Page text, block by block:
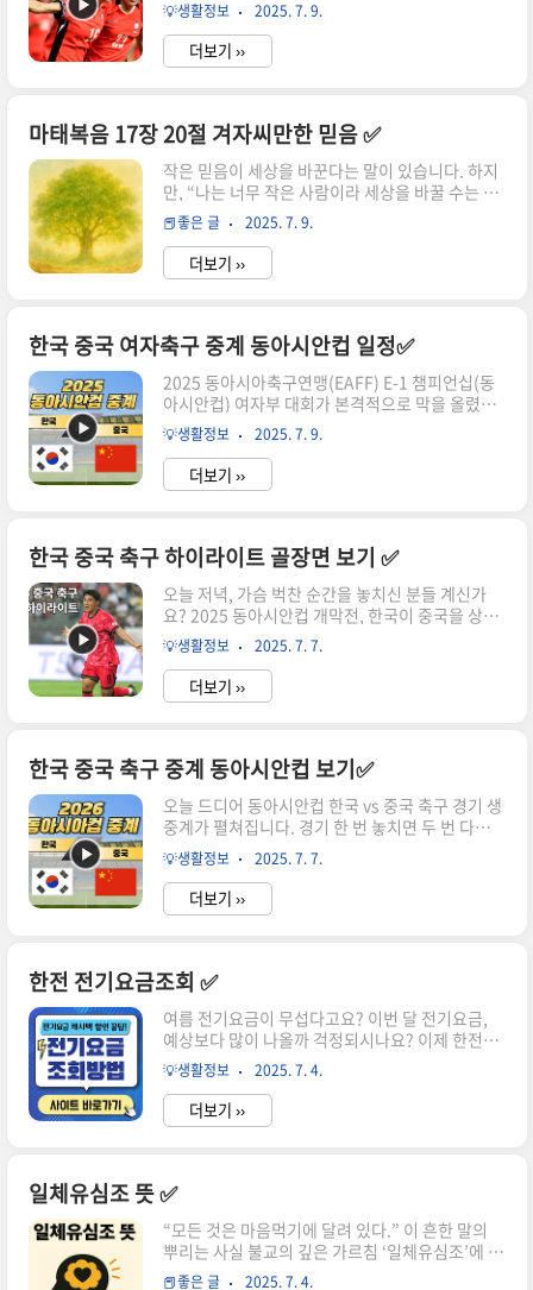
(2025 동아시안컵)🗓️ 경기일시: 2025년 7월 13일
(일) ..
지면서 경기는 2-2, 손에 땀을 쥐는 무승부로 마무
리되었습니다. 후반 추가시간, 숨을 죽인 순간 강력
한 중거리슛이 골망을 흔드는 장면은 무더운 밤, 축
놓치지 말아야 할 하이라이트를 딱! 정리해 드립니
다. 🎥 여자축구 중국전 결과, 골 장면 하이라이트
다시보기 ✅ 쿠팡플레이: 경기 전체 다시보기 가능,
지메시의 극장골 반복 감상 가능✅ EAFF 유튜브 공
식 채널: 골장면 및 주요 장면 무료 시청✅ 네이버
스포츠: 빠르게 하이라이트 요약으로 확인 가능 특
히 후..
💡생활정보 2025. 7. 9.
더보기 ››
마태복음 17장 20절 겨자씨만한 믿음 ✅
작은 믿음이 세상을 바꾼다는 말이 있습니다. 하지
만, “나는 너무 작은 사람이라 세상을 바꿀 수는 없
을 거야.” 이런 생각이 들 때가 있지 않나요? 마태
복음 17장 20절에서 예수님은 말씀하십니다.“진
실로 너희에게 이르노니, 만일 너희에게 믿음이 겨
자씨 한 알만큼만 있어도 이 산을 명하여 여기서 저
의미를 넘어, ‘작아 보여도 살아 있는 믿음은 결국
세상을 움직인다’는 용기를 전해 줍니다. 🌻 쉽게
풀어보는 마태복음 17장 20절“진실로 너희에게 이
르노니,만일 너희에게 믿음이 겨자씨 한 알만큼만
있어도이 산을 명하여 여기서 저기로 옮기라 하면
옮길 것이요,너희가 못할 것이 없으리라.” 이 말씀
을 오늘 ..
📕좋은 글 2025. 7. 9.
더보기 ››
한국 중국 여자축구 중계 동아시안컵 일정✅
2025 동아시아축구연맹(EAFF) E-1 챔피언십(동
아시안컵) 여자부 대회가 본격적으로 막을 올렸습
니다. 이번 대회는 대한민국 홈에서 열리는 만큼,
우리 여자축구 대표팀이 20년 만의 정상 탈환에 도
전하는 중요한 대회입니다. 여자대표팀을 이끄는
신상우 감독은 이번 대회를 통해 새로운 세대교체
컵 경기 일정, 중계 채널, 선발 명단, 관전 포인트를
한눈에 정리해 드립니다. 1. 동아시안컵 여자축구
중계 채널 및 시청 방법이번 2025 동아시안컵 여자
축구 중계는:​✅ 온라인 중계: 쿠팡플레이
(Coupang Play) 👈 시청하기​에서 실시간 생중계
됩니다. ​경기 시작 10분 전부터 입장하여 안정적인
시청을 권장..
💡생활정보 2025. 7. 9.
더보기 ››
한국 중국 축구 하이라이트 골장면 보기 ✅
오늘 저녁, 가슴 벅찬 순간을 놓치신 분들 계신가
요? 2025 동아시안컵 개막전, 한국이 중국을 상대
로 3-0 완승을 거두며 기분 좋은 출발을 알렸습니
다. 축구팬이라면, 이런 경기는 결코 놓치면 안 되
는 경기였죠. 저도 TV조선을 통해 생중계로 보면서
소리 지르며 봤는데, 이동경의 환상적인 왼발 감아
니다. 못 보셨다면, 이 글에서 골장면 하이라이트와
경기 흐름, 선수별 활약, 팬 입장에서 본 경기 리뷰
까지 차근차근 정리해드리겠습니다. 바로 여기서
하이라이트 영상을 볼 수 있으니 어서 박진감 넘쳤
던 그 순간을 확인해보세요! 🇰🇷 3-0 완승, 중국
vs 한국축구 결과 3-0 골영상 다시보기⚽ 경기 개
요대..
💡생활정보 2025. 7. 7.
더보기 ››
한국 중국 축구 중계 동아시안컵 보기✅
오늘 드디어 동아시안컵 한국 vs 중국 축구 경기 생
중계가 펼쳐집니다. 경기 한 번 놓치면 두 번 다시
돌아오지 않죠? 😎 특히 이번 경기는 TV조선과 쿠
팡플레이에서 무료 생중계로 볼 수 있어, 집, 회사,
카페 어디서든 편하게 시청 가능합니다. 더욱이 이
번 경기는 2026 북중미 월드컵 본선 진출 확정 이
정, 채널, 선수 명단, 관전 포인트까지 알려드리니
끝까지 확인 후 생중계 놓치지 마세요! 📌 한국 vs
중국, 오늘 경기 일정 및 중계 채널 [7월 7일]경기
일시: 2025년 7월 7일(오늘) 오후 8시장소: 용인
미르스타디움중계 채널: TV조선 중계보기👈, 쿠팡
플레이 실시간 무료 생중계보기👈대회..
💡생활정보 2025. 7. 7.
더보기 ››
한전 전기요금조회 ✅
여름 전기요금이 무섭다고요? 이번 달 전기요금,
예상보다 많이 나올까 걱정되시나요? 이제 한전
‘스마트한전’ 앱 하나로 1분 만에 전기요금을 실시
간 확인하고, 정부가 주는 에너지 캐시백으로 요금
을 돌려받을 기회까지 챙기세요. 지금 바로 앱 설치
하고 확인해보세요. 전기요금 절약, 어렵지 않습니
만에 조회📲 설치 방법구글플레이 / 앱스토어 → 스
마트한전 앱 설치설치 후 카카오톡 인증, PASS 인
증, 공동인증서로 간편 로그인 📊 조회 방법앱 실행
→ ‘요금조회’ → 실시간 사용량, 예상 요금, 납부
내역 확인“이제 고지서를 기다리지 마세요, 앱으로
💡생활정보 2025. 7. 4.
더보기 ››
일체유심조 뜻 ✅
“모든 것은 마음먹기에 달려 있다.” 이 흔한 말의
뿌리는 사실 불교의 깊은 가르침 ‘일체유심조’에 있
습니다. 우리는 살면서 많은 순간 ‘마음만으로 해결
📕좋은 글 2025. 7. 4.